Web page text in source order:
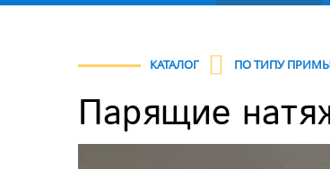
КАТАЛОГ ПО ТИПУ
Парящие